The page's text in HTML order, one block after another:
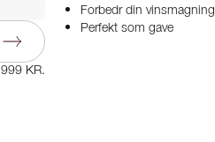
999 KR.
Forbedr din vinsmagning
Perfekt som gave